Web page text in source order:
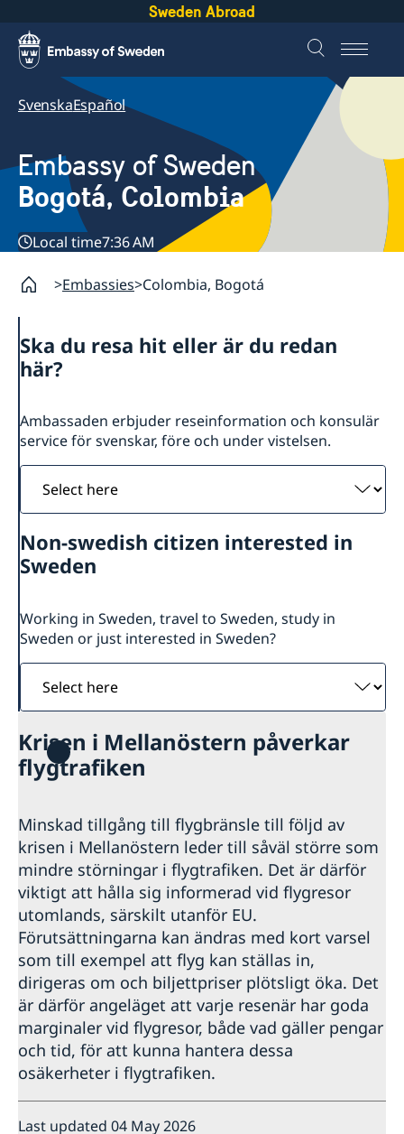
Sweden Abroad
SvenskaEspañol
Embassy of Sweden
Bogotá, Colombia
Local time7:36 AM
Embassies Colombia, Bogotá
Ska du resa hit eller är du redan
här?
Ambassaden erbjuder reseinformation och konsulär
service för svenskar, före och under vistelsen.
Select
here
Non-swedish citizen interested in
Sweden
Working in Sweden, travel to Sweden, study in
Sweden or just interested in Sweden?
Select
here
Krisen i Mellanöstern påverkar
flygtrafiken
Minskad tillgång till flygbränsle till följd av
krisen i Mellanöstern leder till såväl större som
mindre störningar i flygtrafiken. Det är därför
viktigt att hålla sig informerad vid flygresor
utomlands, särskilt utanför EU.
Förutsättningarna kan ändras med kort varsel
som till exempel att flyg kan ställas in,
dirigeras om och biljettpriser plötsligt öka. Det
är därför angeläget att varje resenär har goda
marginaler vid flygresor, både vad gäller pengar
och tid, för att kunna hantera dessa
osäkerheter i flygtrafiken.
Last updated 04 May 2026